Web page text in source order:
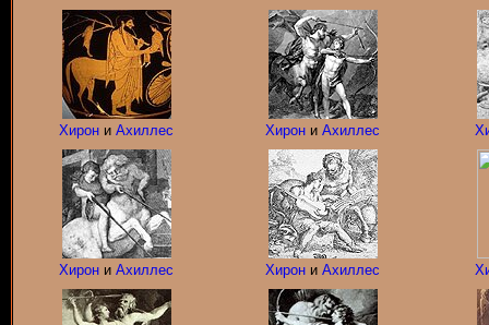
Хирон и Ахиллес Хирон и Ахиллес
Хирон и Ахиллес Хирон и Ахиллес